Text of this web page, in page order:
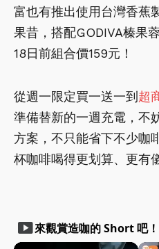
富也有推出使用台灣香蕉
果昔，搭配GODIVA榛果
18日前組合價159元！
從週一限定買一送一到超
準備替新的一週充電，不
方案，不只能省下不少咖
杯咖啡喝得更划算、更有
smart_display來觀賞造咖的 Short 吧！